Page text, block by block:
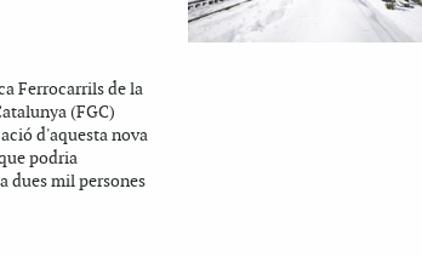
Ferrocarrils de la
(FGC)
d'aquesta nova
podria
dues mil persones